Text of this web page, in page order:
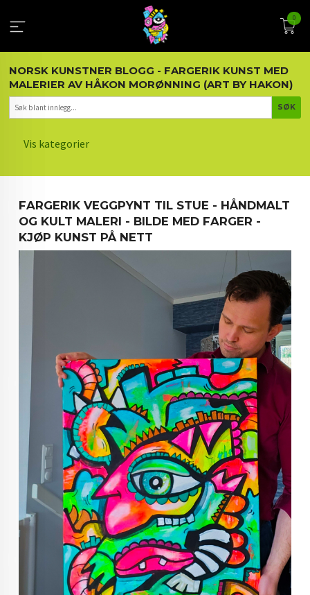
innholdet
0
NORSK KUNSTNER BLOGG - FARGERIK KUNST MED
MALERIER AV HÅKON MORØNNING (ART BY HAKON)
Vis kategorier
KUNST OG KUNSTNEREN
MALERIER BLOGG
KUNSTSTILER
FARGETEORI
KJØP KUNST TIL SALGS
FARGERIK KUNST
MALERIER TIL SALGS
KUNST
KUNSTNER BLOGG - EN KUNSTNERS DAGBOK
STORE MALERIER TIL STUE
FARGERIK VEGGPYNT TIL STUE - HÅNDMALT
OG KULT MALERI - BILDE MED FARGER -
KJØP KUNST PÅ NETT